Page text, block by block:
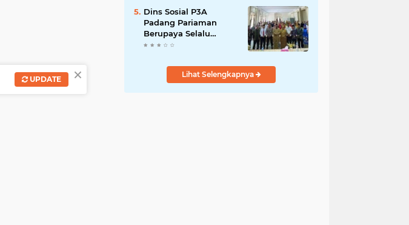
Dins Sosial P3A
Padang Pariaman
Berupaya Selalu
Menyelesaikan
Masyarakat
Lihat Selengkapnya
×
UPDATE